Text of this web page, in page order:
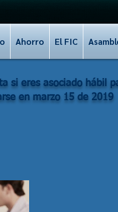
Ahorro El FIC
si eres asociado hábil
en marzo 15 de 2019